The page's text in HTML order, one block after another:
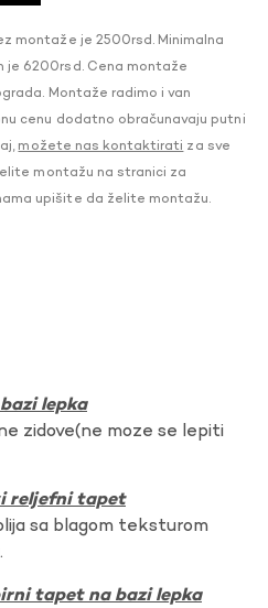
montaže je 2500rsd. Minimalna
je 6200rsd. Cena montaže
Montaže radimo i van
cenu dodatno obračunavaju putni
možete nas kontaktirati za sve
montažu na stranici za
upišite da želite montažu.
lepka
zidove(ne moze se lepiti
reljefni tapet
sa blagom teksturom
tapet na bazi lepka